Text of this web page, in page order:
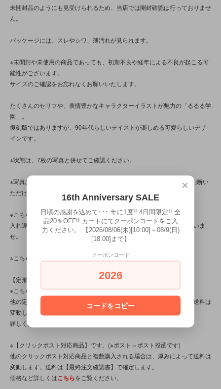
未開封品のようにも見受けられるため、当店では開封確認は行っておりませ
ん。
パッケージには、スレやシワ、薄汚れが見られます。
※未開封や未使用の商品であっても、初期不良や経年による不良が起こる可
能性がございます。
サイズのご確認をお忘れなくお願いいたします。
たくさんのセリフや、表情豊かなキャラクターイラストが魅力の「るるる学
園」。
復刻版ではありますが、90年代らしいテイストが楽しめる可愛らしいデザ
インです。
※状態は、7枚の写真と併せてご確認ください。
※写真は、光の当たり方によって見え方が変わるため、トータル的に判断い
ただけると幸いです。
※こちらの商品は店頭でも販売しています。
入れ違いで完売してしまう場合がございます。その際はご容赦くださいま
せ。
※こちらの商品は、中古・ヴィンテージ品です。
【定形外対応商品】
※こちらの商品は【サイズ規格内・(2)～100gまで】です。
他の定形外対応商品と複数購入される場合は、サイズや重量によって送料は
変動します。送料は【最終注文確認書】で確定します。
詳しくは
※【クリックポスト対応商品】です。(※ポスト⇔ポスト投函です)
他のクリックポスト対応商品と複数購入される場合は、厚みによって送料は
変動します。送料は【最終注文確認書】で確定します。
価格など詳しくはこちらをご覧ください。
×
16th Anniversary SALE
日頃の感謝を込めて･･･ 年に1度!! 4日間限定!! 全
品20％OFF!! カートにてクーポンコードをご入
力ください。 【2026/08/06(木)[10:00]～08/9(日)
[18:00]まで】
クーポンコード
2026
コードをコピー